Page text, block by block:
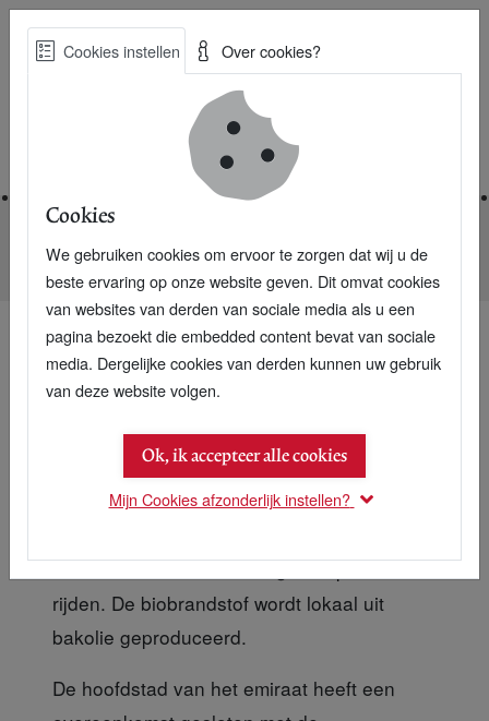
Skip
Best Practices voor een duurzame toekomst
Nieuwsarchief Alle ambtenaren Dubai op biodiesel
08 februari 2015
Alle ambtenaren Dubai
op biodiesel
Alle ambtenaren in Dubai gaan op biodiesel
rijden. De biobrandstof wordt lokaal uit
bakolie geproduceerd.
De hoofdstad van het emiraat heeft een
Cookies instellen Over cookies?
Cookies
We gebruiken cookies om ervoor te zorgen dat wij u de
beste ervaring op onze website geven. Dit omvat cookies
van websites van derden van sociale media als u een
pagina bezoekt die embedded content bevat van sociale
media. Dergelijke cookies van derden kunnen uw gebruik
van deze website volgen.
Ok, ik accepteer alle cookies
Mijn Cookies afzonderlijk instellen?